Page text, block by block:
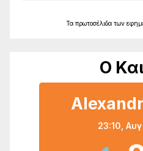
Τα πρωτοσέλιδα των
Ο
23:10,